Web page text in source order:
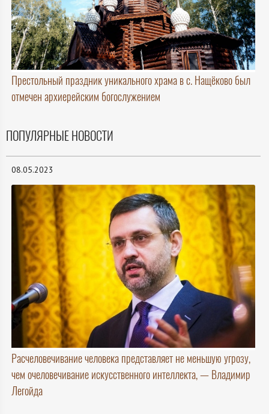
Престольный праздник уникального храма в с. Нащёково был
отмечен архиерейским богослужением
ПОПУЛЯРНЫЕ НОВОСТИ
08.05.2023
Расчеловечивание человека представляет не меньшую угрозу,
чем очеловечивание искусственного интеллекта, — Владимир
Легойда